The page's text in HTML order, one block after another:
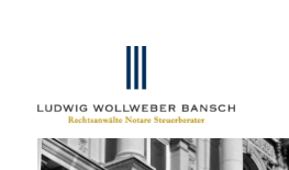
IP-Blogger.de